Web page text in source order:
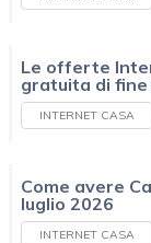
Le offerte
gratuita di fine
INTERNET CASA
Come avere
luglio 2026
INTERNET CASA